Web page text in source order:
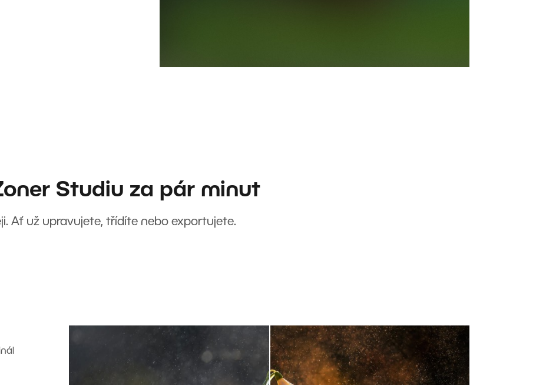
Studiu za pár minut
Ať už upravujete, třídíte nebo exportujete.